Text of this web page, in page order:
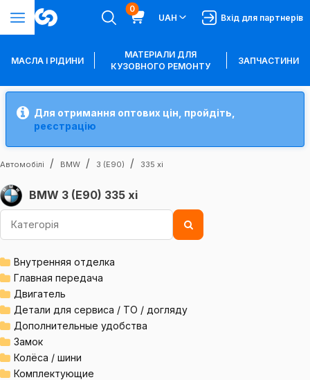
0
UAH
Вхід для партнерів
МАСЛА І РІДИНИ
МАТЕРІАЛИ ДЛЯ
КУЗОВНОГО РЕМОНТУ
ЗАПЧАСТИНИ
Для отримання оптових цін, пройдіть,
реєстрацію
Автомобілі BMW 3 (E90) 335 xi
BMW 3 (E90) 335 xi
Внутренняя отделка
Главная передача
Двигатель
Детали для сервиса / ТО / догляду
Дополнительные удобства
Замок
Колёса / шини
Комплектующие